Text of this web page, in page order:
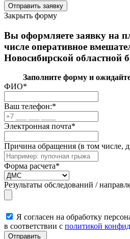
Закрыть форму
Вы оформляете заявку на
числе оперативное
Новосибирской областной
Заполните форму и
ФИО*
Ваш телефон:*
Электронная почта*
Причина обращения (в том числе,
Форма расчета*
Результаты обследований /
Я согласен на обработку
в соответствии с политикой